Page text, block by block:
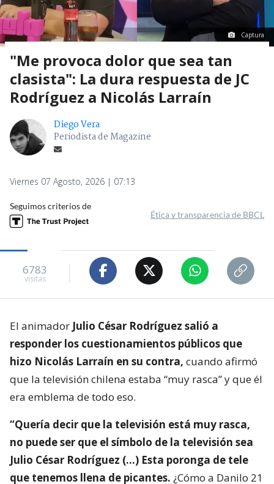
Captura
"Me provoca dolor que sea tan
clasista": La dura respuesta de JC
Rodríguez a Nicolás Larraín
Diego Vera
Periodista de Magazine
Viernes 07 Agosto, 2026 | 07:13
Seguimos criterios de
Ética y transparencia de BBCL
6783
visitas
El animador Julio César Rodríguez salió a
responder los cuestionamientos públicos que
hizo Nicolás Larraín en su contra, cuando afirmó
que la televisión chilena estaba “muy rasca” y que él
era emblema de todo eso.
“Quería decir que la televisión está muy rasca,
no puede ser que el símbolo de la televisión sea
Julio César Rodríguez (…) Esta poronga de tele
que tenemos llena de picantes. ¿Cómo a Danilo 21